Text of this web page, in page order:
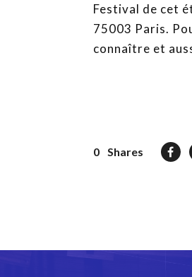
Festival de cet
75003 Paris.
connaître et
0 Shares